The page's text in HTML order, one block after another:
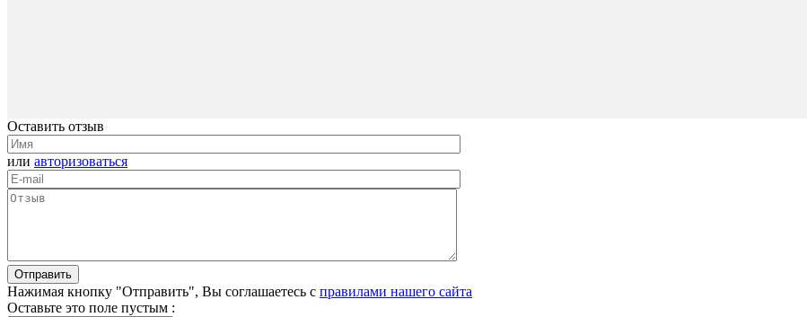
Оставить отзыв
или авторизоваться
Нажимая кнопку "Отправить", Вы соглашаетесь с правилами нашего сайта
Оставьте это поле пустым :